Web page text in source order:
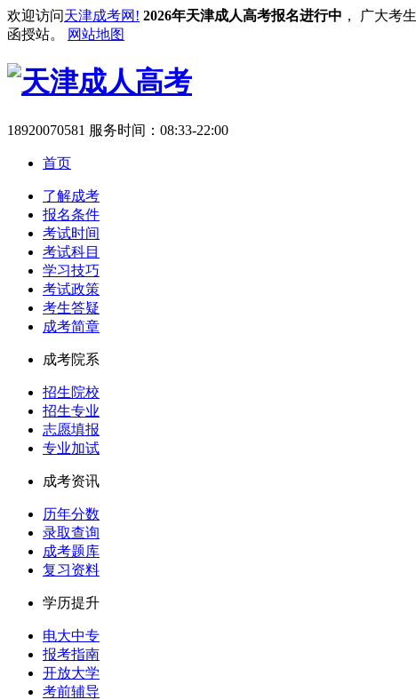
欢迎访问天津成考网! 2026年天津成人高考报名进行中 ， 广大考
函授站。
网站地图
18920070581 服务时间：08:33-22:00
首页
了解成考
报名条件
考试时间
考试科目
学习技巧
考试政策
考生答疑
成考简章
成考院系
招生院校
招生专业
志愿填报
专业加试
成考资讯
历年分数
录取查询
成考题库
复习资料
学历提升
电大中专
报考指南
开放大学
考前辅导